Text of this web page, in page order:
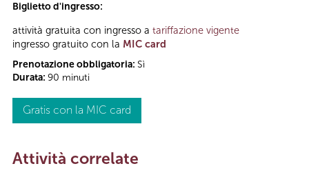
Biglietto d'ingresso:
attività gratuita con ingresso a tariffazione vigente
ingresso gratuito con la MIC card
Prenotazione obbligatoria: Sì
Durata: 90 minuti
Gratis con la MIC card
Attività correlate